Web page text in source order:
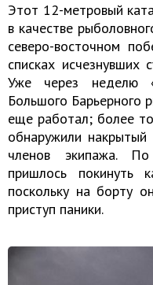
Этот 12-метровый
в качестве
северо-восточном
списках исчезнувших
Уже через неделю
Большого Барьерного
еще работал; более
обнаружили
членов экипажа.
пришлось покинуть
поскольку на борту
приступ паники.